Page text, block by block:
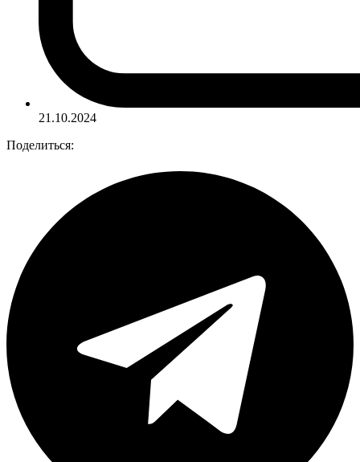
21.10.2024
Поделиться: